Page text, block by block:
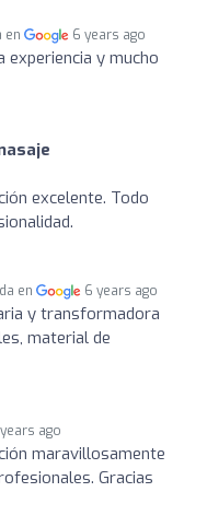
en 6 years ago
experiencia y mucho
excelente. Todo
en 6 years ago
y transformadora
material de
ago
maravillosamente
Gracias